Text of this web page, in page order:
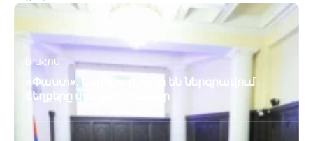
ԼՐԱՀՈՍ
«Փաստ». Նոր պարտքեր են ներգրավում
ճեղքերը փակելու համար